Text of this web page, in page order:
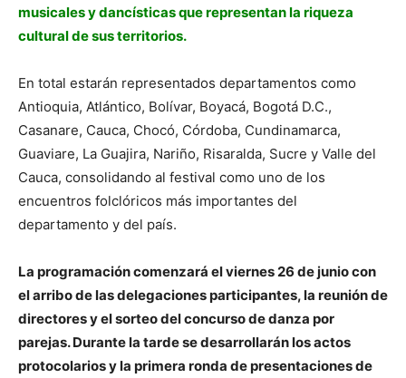
musicales y dancísticas que representan la riqueza
cultural de sus territorios.
En total estarán representados departamentos como
Antioquia, Atlántico, Bolívar, Boyacá, Bogotá D.C.,
Casanare, Cauca, Chocó, Córdoba, Cundinamarca,
Guaviare, La Guajira, Nariño, Risaralda, Sucre y Valle del
Cauca, consolidando al festival como uno de los
encuentros folclóricos más importantes del
departamento y del país.
La programación comenzará el viernes 26 de junio con
el arribo de las delegaciones participantes, la reunión de
directores y el sorteo del concurso de danza por
parejas. Durante la tarde se desarrollarán los actos
protocolarios y la primera ronda de presentaciones de